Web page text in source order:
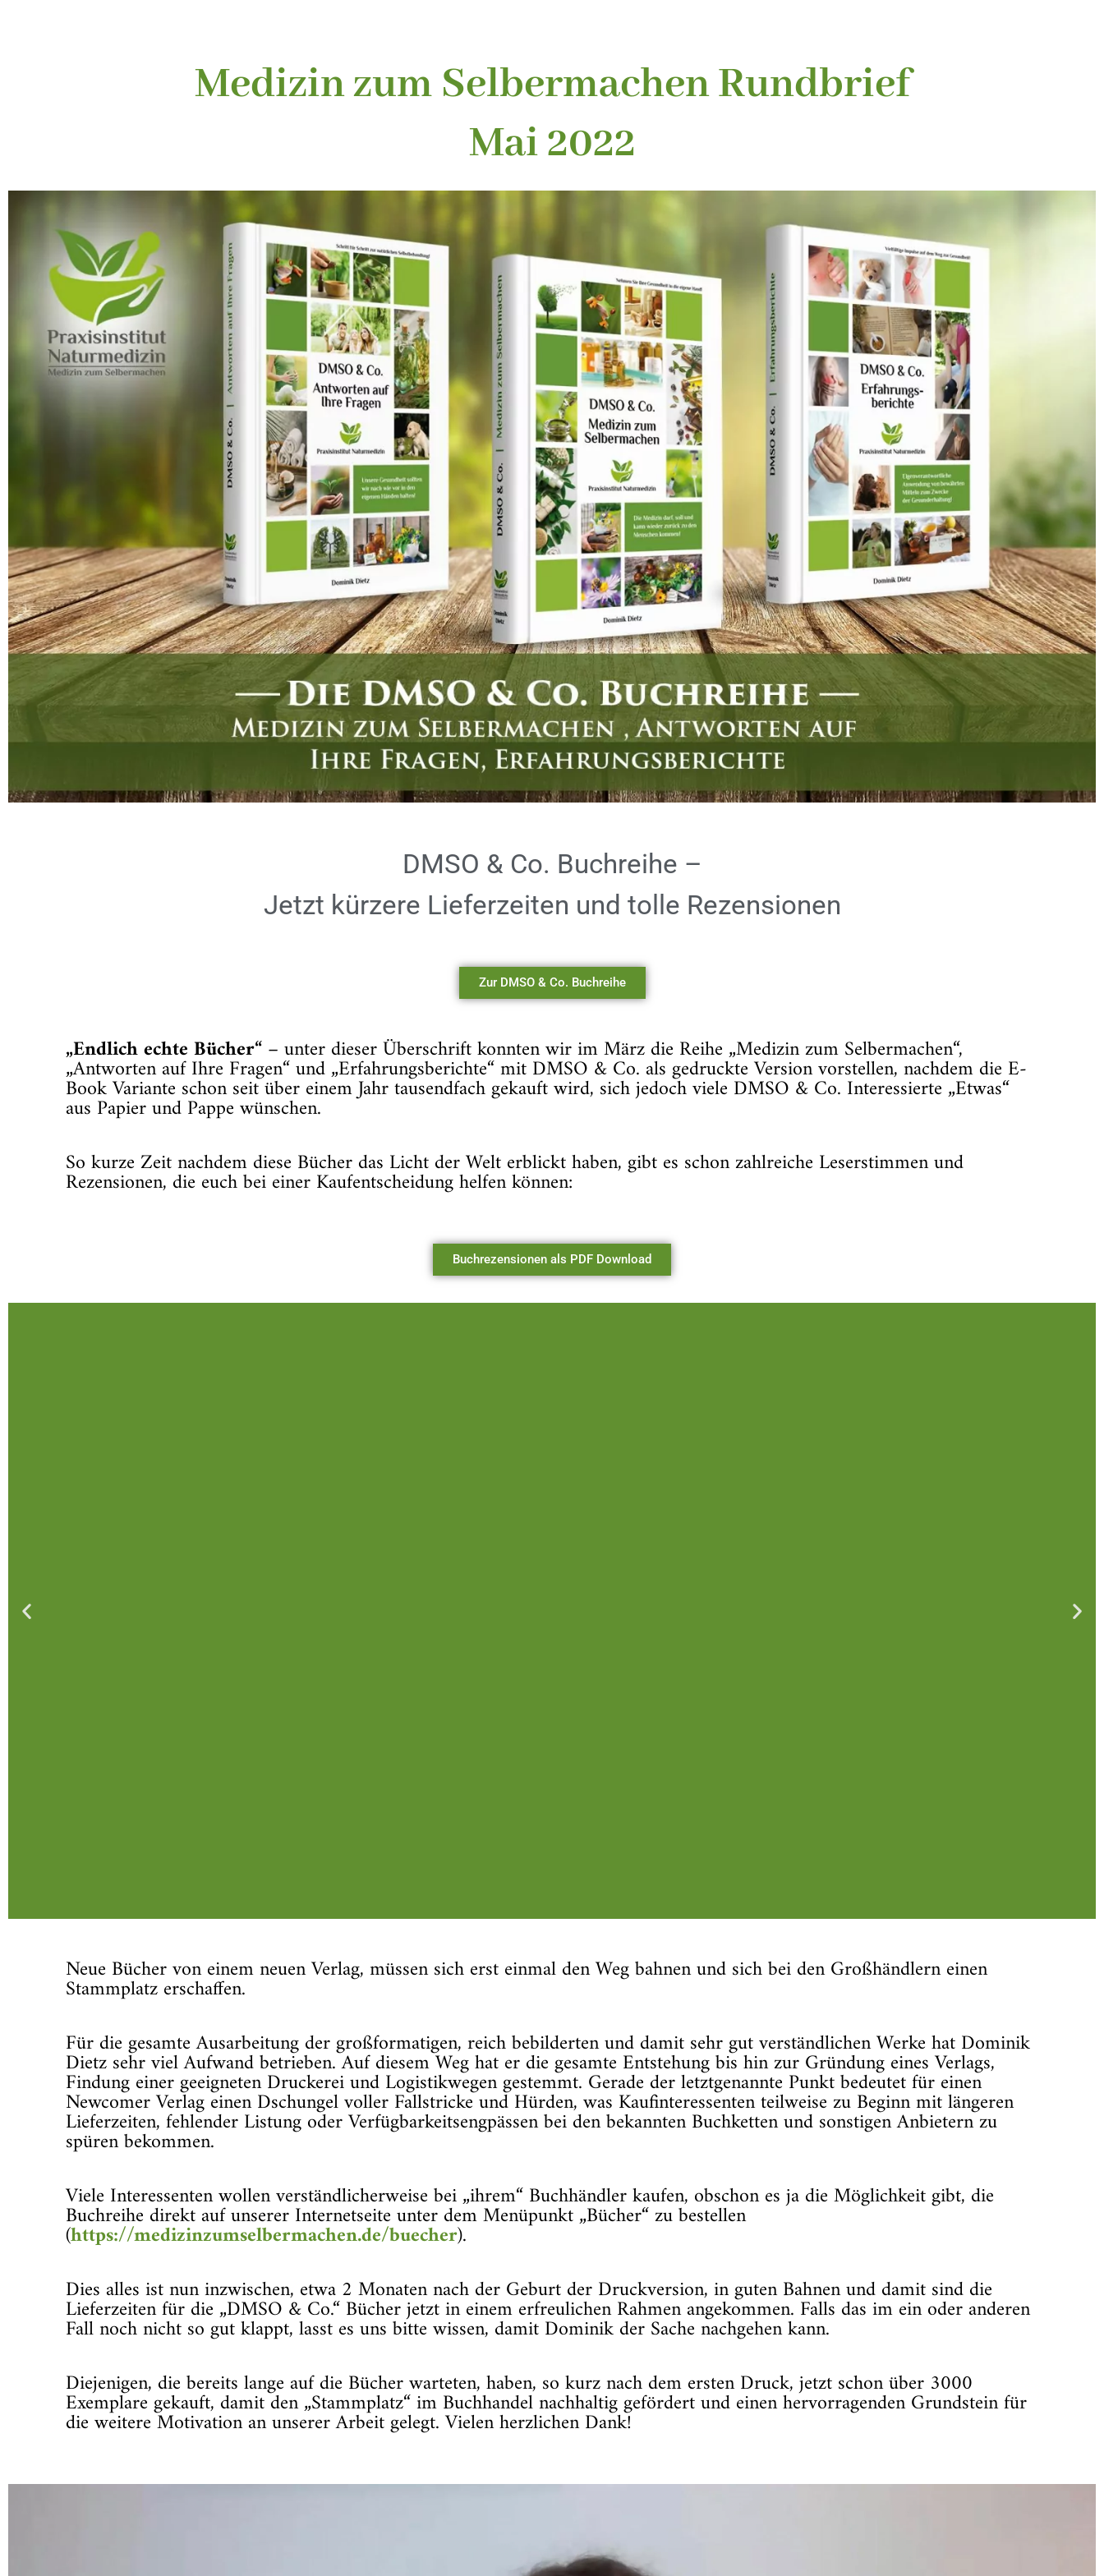
Medizin zum Selbermachen Rundbrief
Mai 2022
DMSO & Co. Buchreihe –
Jetzt kürzere Lieferzeiten und tolle Rezensionen
Zur DMSO & Co. Buchreihe
„Endlich echte Bücher“– unter dieser Überschrift konnten wir im März die Reihe „Medizin zum Selbermachen“,
„Antworten auf Ihre Fragen“ und „Erfahrungsberichte“ mit DMSO & Co. als gedruckte Version vorstellen, nachdem die E-
Book Variante schon seit über einem Jahr tausendfach gekauft wird, sich jedoch viele DMSO & Co. Interessierte „Etwas“
aus Papier und Pappe wünschen.
So kurze Zeit nachdem diese Bücher das Licht der Welt erblickt haben, gibt es schon zahlreiche Leserstimmen und
Rezensionen, die euch bei einer Kaufentscheidung helfen können:
Buchrezensionen als PDF Download
Neue Bücher von einem neuen Verlag, müssen sich erst einmal den Weg bahnen und sich bei den Großhändlern einen
Stammplatz erschaffen.
Für die gesamte Ausarbeitung der großformatigen, reich bebilderten und damit sehr gut verständlichen Werke hat Dominik
Dietz sehr viel Aufwand betrieben. Auf diesem Weg hat er die gesamte Entstehung bis hin zur Gründung eines Verlags,
Findung einer geeigneten Druckerei und Logistikwegen gestemmt. Gerade der letztgenannte Punkt bedeutet für einen
Newcomer Verlag einen Dschungel voller Fallstricke und Hürden, was Kaufinteressenten teilweise zu Beginn mit längeren
Lieferzeiten, fehlender Listung oder Verfügbarkeitsengpässen bei den bekannten Buchketten und sonstigen Anbietern zu
spüren bekommen.
Viele Interessenten wollen verständlicherweise bei „ihrem“ Buchhändler kaufen, obschon es ja die Möglichkeit gibt, die
Buchreihe direkt auf unserer Internetseite unter dem Menüpunkt „Bücher“ zu bestellen
(https://medizinzumselbermachen.de/buecher).
Dies alles ist nun inzwischen, etwa 2 Monaten nach der Geburt der Druckversion, in guten Bahnen und damit sind die
Lieferzeiten für die „DMSO & Co.“ Bücher jetzt in einem erfreulichen Rahmen angekommen. Falls das im ein oder anderen
Fall noch nicht so gut klappt, lasst es uns bitte wissen, damit Dominik der Sache nachgehen kann.
Diejenigen, die bereits lange auf die Bücher warteten, haben, so kurz nach dem ersten Druck, jetzt schon über 3000
Exemplare gekauft, damit den „Stammplatz“ im Buchhandel nachhaltig gefördert und einen hervorragenden Grundstein für
die weitere Motivation an unserer Arbeit gelegt. Vielen herzlichen Dank!